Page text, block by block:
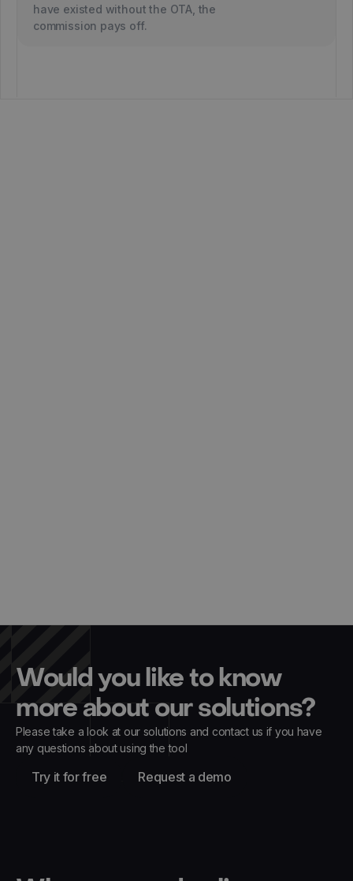
have existed without the OTA, the
commission pays off.
Would you like to know
more about our solutions?
Please take a look at our solutions and contact us if you have
any questions about using the tool
Try it for free Request a demo